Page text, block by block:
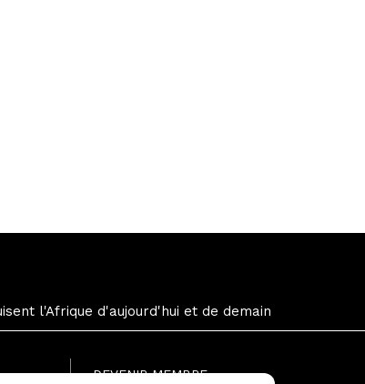
l'Afrique d'aujourd'hui et de demain
DEVENIR MEMBRE